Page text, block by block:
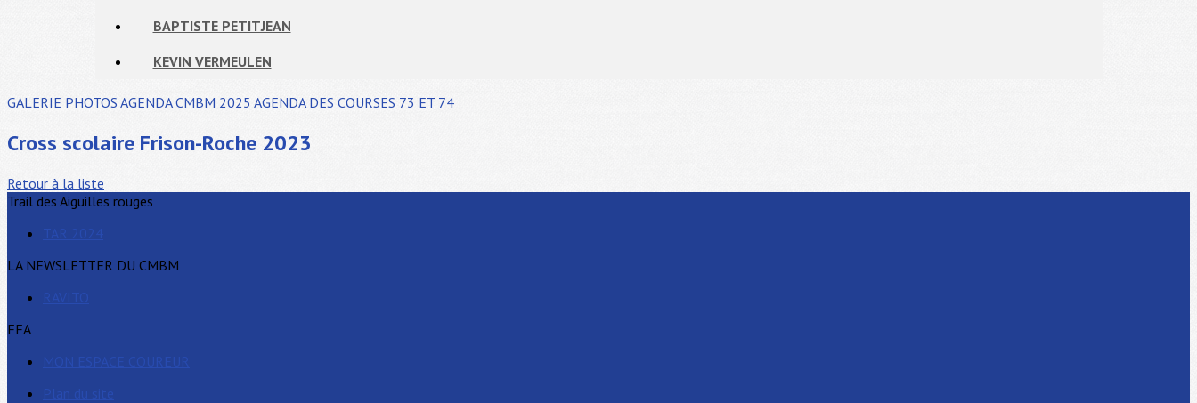
BAPTISTE PETITJEAN
KEVIN VERMEULEN
GALERIE PHOTOS AGENDA CMBM 2025 AGENDA DES COURSES 73 ET 74
Cross scolaire Frison-Roche 2023
Retour à la liste
Trail des Aiguilles rouges
TAR 2024
LA NEWSLETTER DU CMBM
RAVITO
FFA
MON ESPACE COUREUR
Plan du site